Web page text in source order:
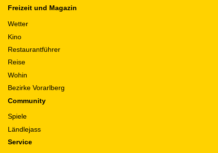
Freizeit und Magazin
Wetter
Kino
Restaurantführer
Reise
Wohin
Bezirke Vorarlberg
Community
Spiele
Ländlejass
Service